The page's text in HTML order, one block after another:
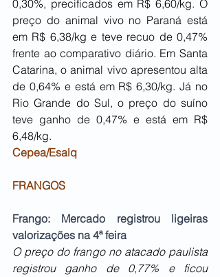
0,30%, precificados em R$ 6,60/kg. O
preço do animal vivo no Paraná está
em R$ 6,38/kg e teve recuo de 0,47%
frente ao comparativo diário. Em Santa
Catarina, o animal vivo apresentou alta
de 0,64% e está em R$ 6,30/kg. Já no
Rio Grande do Sul, o preço do suíno
teve ganho de 0,47% e está em R$
6,48/kg.
Cepea/Esalq
FRANGOS
Frango: Mercado registrou ligeiras
valorizações na 4ª feira
O preço do frango no atacado paulista
registrou ganho de 0,77% e ficou